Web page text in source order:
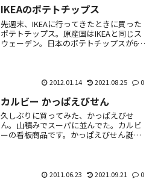
IKEAのポテトチップス
先週末、IKEAに行ってきたときに買った
ポテトチップス。原産国はIKEAと同じス
ウェーデン。日本のポテトチップスが60
2012.01.14 2021.08.25 0
カルビー かっぱえびせん
久しぶりに買ってみた、かっぱえびせ
ん。山積みでスーパに並んでた。カルビ
ーの看板商品です。かっぱえびせん誕生
っぱえびせんは90gで...
2011.06.23 2021.09.21 0